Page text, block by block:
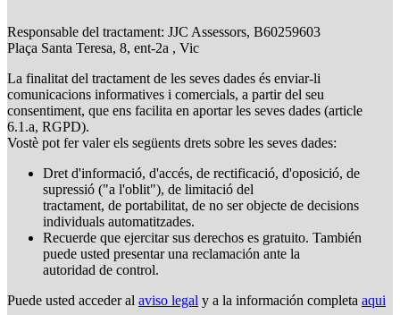
Responsable del tractament: JJC Assessors, B60259603
Plaça Santa Teresa, 8, ent-2a , Vic
La finalitat del tractament de les seves dades és enviar-li
comunicacions informatives i comercials, a partir del seu
consentiment, que ens facilita en aportar les seves dades (article
6.1.a, RGPD).
Vostè pot fer valer els següents drets sobre les seves dades:
Dret d'informació, d'accés, de rectificació, d'oposició, de
supressió ("a l'oblit"), de limitació del
tractament, de portabilitat, de no ser objecte de decisions
individuals automatitzades.
Recuerde que ejercitar sus derechos es gratuito. También
puede usted presentar una reclamación ante la
autoridad de control.
Puede usted acceder al aviso legal y a la información completa aqui